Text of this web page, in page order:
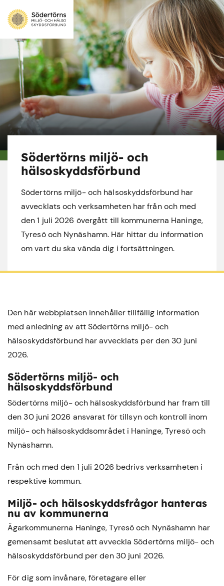
Södertörns miljö- och
hälsoskyddsförbund
Södertörns miljö- och hälsoskyddsförbund har
avvecklats och verksamheten har från och med
den 1 juli 2026 övergått till kommunerna Haninge,
Tyresö och Nynäshamn. Här hittar du information
om vart du ska vända dig i fortsättningen.
Den här webbplatsen innehåller tillfällig information
med anledning av att Södertörns miljö- och
hälsoskyddsförbund har avvecklats per den 30 juni
2026.
Södertörns miljö- och
hälsoskyddsförbund
Södertörns miljö- och hälsoskyddsförbund har fram till
den 30 juni 2026 ansvarat för tillsyn och kontroll inom
miljö- och hälsoskyddsområdet i Haninge,Tyresöoch
Nynäshamn.
Från och med den 1 juli 2026 bedrivs verksamheten i
respektive kommun.
Miljö- och hälsoskyddsfrågor hanteras
nu av kommunerna
Ägarkommunerna Haninge, Tyresö och Nynäshamn har
gemensamt beslutat att avveckla Södertörns miljö- och
hälsoskyddsförbund per den 30 juni 2026.
För dig som invånare, företagare eller